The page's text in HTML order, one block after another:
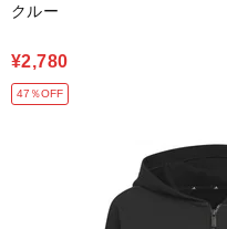
クルー
¥2,780
47％OFF